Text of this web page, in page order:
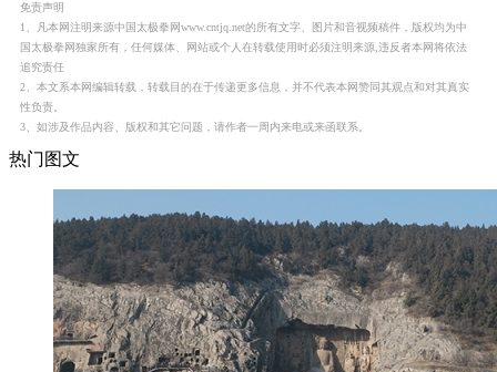
免责声明
1、凡本网注明来源中国太极拳网www.cntjq.net的所有文字、图片和音视频稿件，版权均为中
国太极拳网独家所有，任何媒体、网站或个人在转载使用时必须注明来源,违反者本网将依法
追究责任
2、本文系本网编辑转载，转载目的在于传递更多信息，并不代表本网赞同其观点和对其真实
性负责。
3、如涉及作品内容、版权和其它问题，请作者一周内来电或来函联系。
热门图文